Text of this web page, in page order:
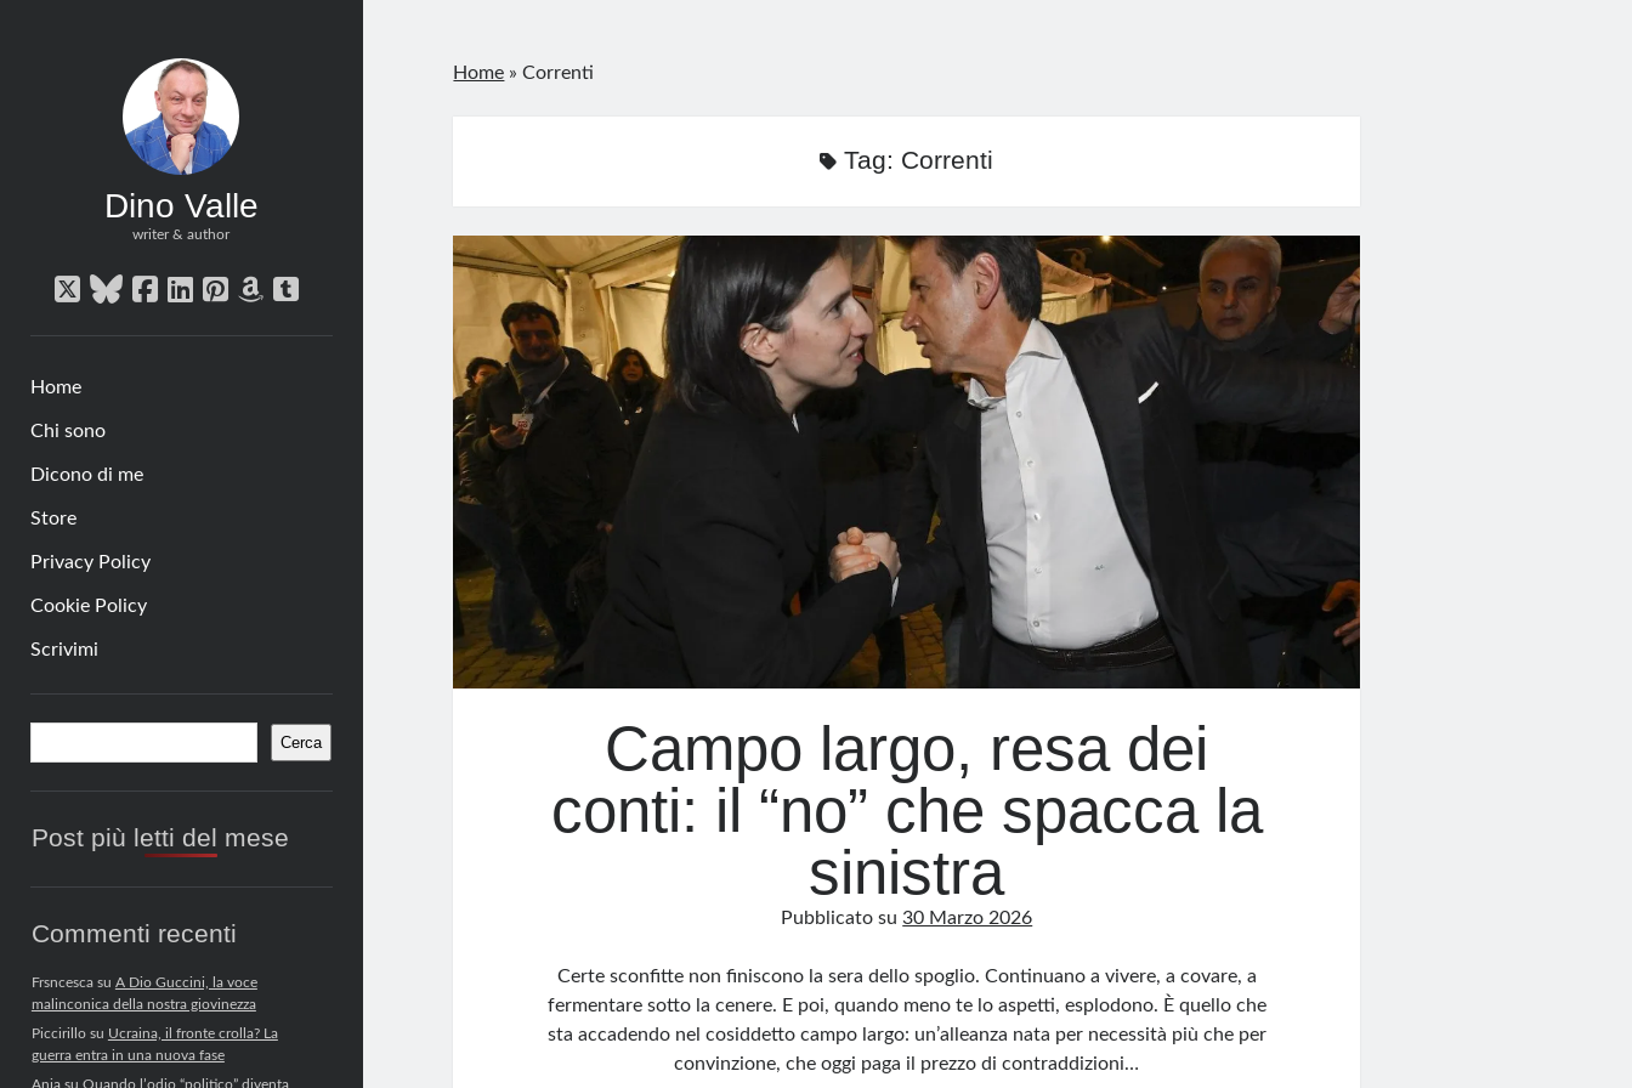
Dino Valle
writer & author
twitterbluesky
facebook
linkedin
pinterest
amazon
tumblr
Home
Chi sono
Dicono di me
Store
Privacy Policy
Cookie Policy
Scrivimi
Barra
laterale
Cerca
Post più letti del mese
Commenti recenti
Frsncescasu A Dio Guccini, la voce
malinconica della nostra giovinezza
Piccirillosu Ucraina, il fronte crolla? La
guerra entra in una nuova fase
Anjasu Quando l’odio “politico” diventa
Home »Correnti
Tag: Correnti
Campo largo, resa dei
conti: il “no” che spacca la
sinistra
Pubblicato su30 Marzo 2026
Certe sconfitte non finiscono la sera dello spoglio. Continuano a vivere, a covare, a
fermentare sotto la cenere. E poi, quando meno te lo aspetti, esplodono. È quello che
sta accadendo nel cosiddetto campo largo: un’alleanza nata per necessità più che per
convinzione, che oggi paga il prezzo di contraddizioni…